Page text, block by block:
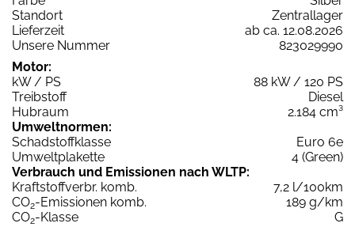
Standort
Zentrallager
Lieferzeit
ab ca. 12.08.2026
Unsere Nummer
823029990
Motor:
kW / PS
88 kW / 120 PS
Treibstoff
Diesel
Hubraum
2.184 cm³
Umweltnormen:
Schadstoffklasse
Euro 6e
Umweltplakette
4 (Green)
Verbrauch und Emissionen nach WLTP:
Kraftstoffverbr. komb.
7,2 l/100km
CO2-Emissionen komb.
189 g/km
CO2-Klasse
G